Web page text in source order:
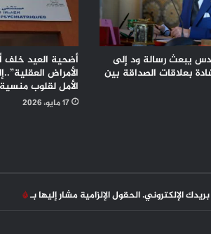
يبعث رسالة ود إلى
بعلاقات الصداقة بين
أضحية العيد
الأمراض
الأمل لقلوب
17 مايو، 2026
الإلكتروني.الحقول الإلزامية مشار إليها بـ*